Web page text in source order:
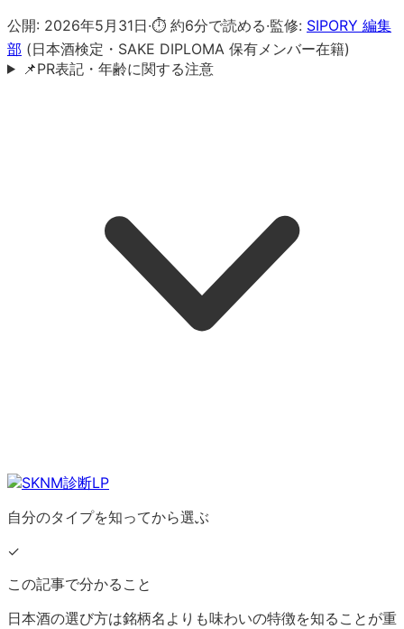
公開: 2026年5月31日·⏱ 約6分で読める·監修: SIPORY 編集
部 (日本酒検定・SAKE DIPLOMA 保有メンバー在籍)
📌PR表記・年齢に関する注意
自分のタイプを知ってから選ぶ
✓
この記事で分かること
日本酒の選び方は銘柄名よりも味わいの特徴を知ることが重